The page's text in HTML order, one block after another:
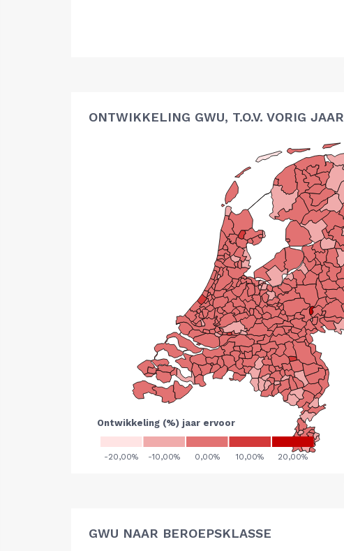
ONTWIKKELING GWU, T.O.V. VORIG JAAR
GWU NAAR BEROEPSKLASSE